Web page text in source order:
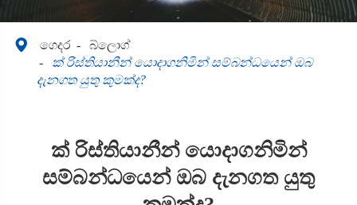
 ගෙදර
බ්ලොග්
ක් රිස්තියානීන් යොදාගනිමින් සම්බන්ධයෙන් ඔබ
දැනගත යුතු කුමක්ද?
ක් රිස්තියානීන් යොදාගනිමින්
සම්බන්ධයෙන් ඔබ දැනගත යුතු